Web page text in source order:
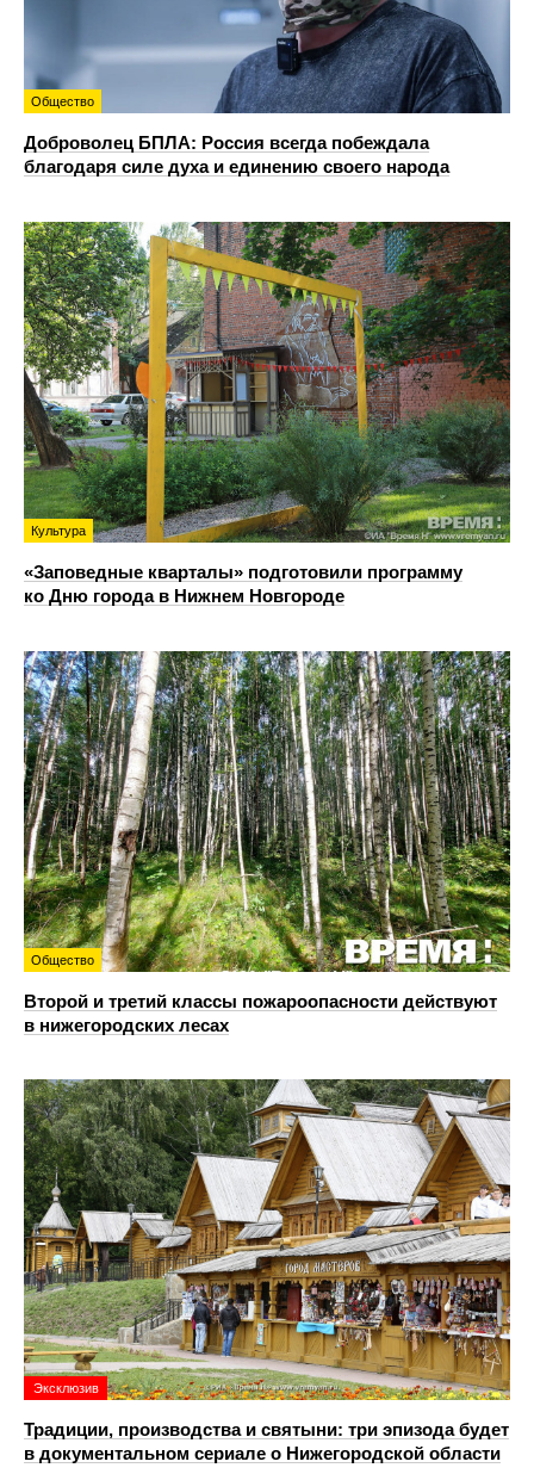
Общество
Доброволец БПЛА: Россия всегда побеждала
благодаря силе духа и единению своего народа
Культура
«Заповедные кварталы» подготовили программу
ко Дню города в Нижнем Новгороде
Общество
Второй и третий классы пожароопасности действуют
в нижегородских лесах
Эксклюзив
Традиции, производства и святыни: три эпизода будет
в документальном сериале о Нижегородской области